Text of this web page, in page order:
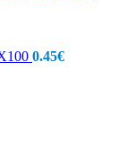
0.45€